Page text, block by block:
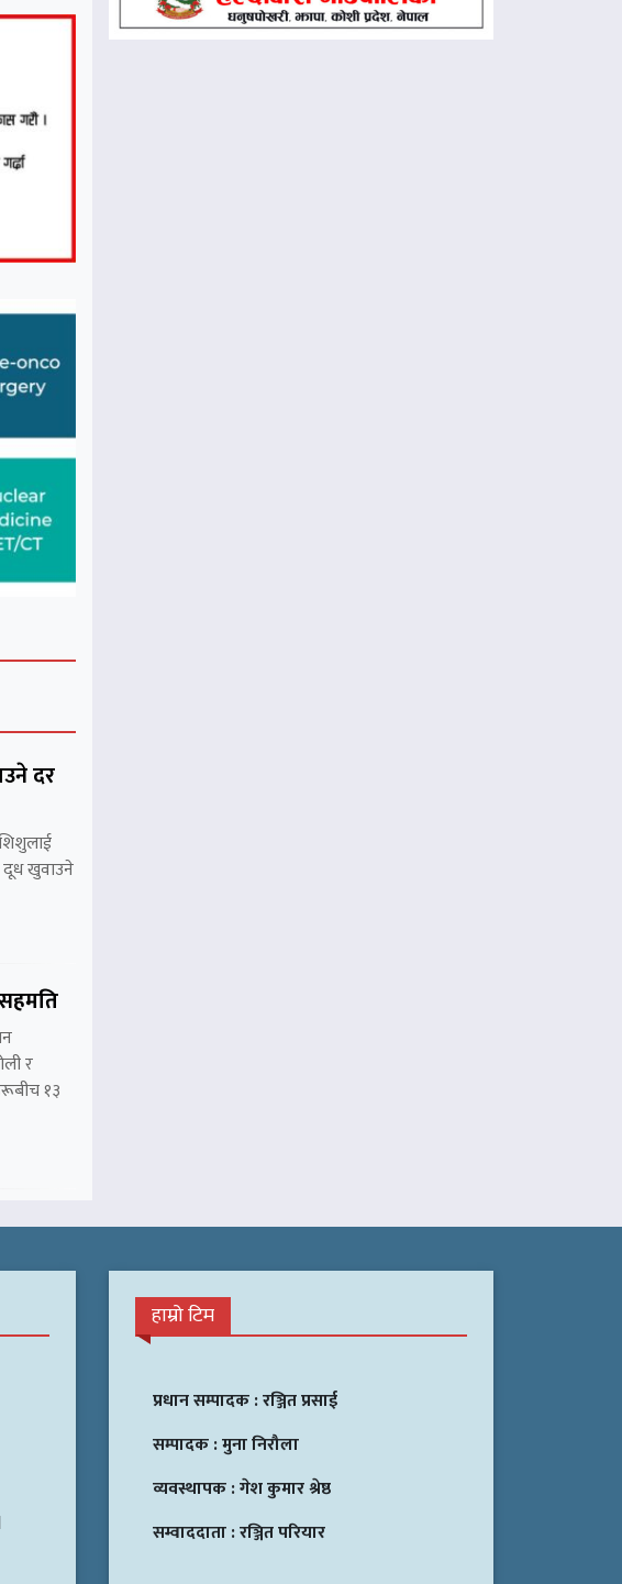
दर
दूध खुवाउने
र
१३
हाम्रो टिम
प्रधान सम्पादक :रञ्जित प्रसाई
सम्पादक :मुना निरौला
व्यवस्थापक :गेश कुमार श्रेष्ठ
सम्वाददाता :रञ्जित परियार